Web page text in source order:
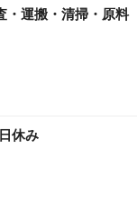
・運搬・清掃・原料
休み